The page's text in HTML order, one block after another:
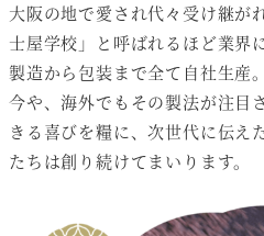
大阪の地で愛され代々受け継が
士屋学校」と呼ばれるほど業界
製造から包装まで全て自社生産。
今や、海外でもその製法が注目
きる喜びを糧に、次世代に伝え
たちは創り続けてまいります。